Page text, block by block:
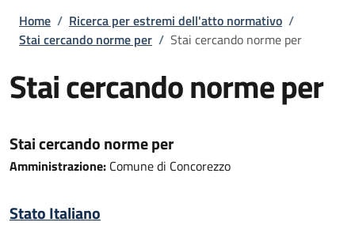
Briciole di pane
Home / Ricerca per estremi dell'atto normativo /
Stai cercando norme per / Stai cercando norme per
Stai cercando norme per
Stai cercando norme per
Amministrazione: Comune di Concorezzo
Stato Italiano